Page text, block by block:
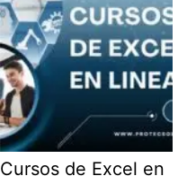
Cursos de Excel en